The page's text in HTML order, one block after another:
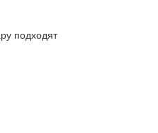
подходят